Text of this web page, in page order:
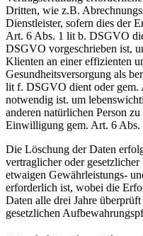
Dritten, wie z.B.
Dienstleister, sofern dies der
Art. 6 Abs. 1 lit b. DSGVO
DSGVO vorgeschrieben ist,
Klienten an einer effizienten
Gesundheitsversorgung als
lit f. DSGVO dient oder
notwendig ist. um
anderen natürlichen Person
Einwilligung gem. Art. 6
Die Löschung der Daten
vertraglicher oder
etwaigen Gewährleistungs-
erforderlich ist, wobei die
Daten alle drei Jahre
gesetzlichen